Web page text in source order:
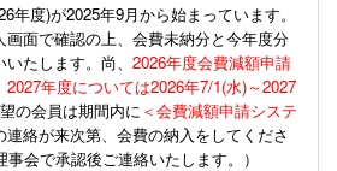
年度)が2025年9月から始まっています。
面で確認の上、会費未納分と今年度分
たします。尚、 2026年度会費減額申請
年度については2026年7/1(水)～2027
の会員は期間内に ＜会費減額申請システ
絡が来次第、会費の納入をしてくださ
会で承認後ご連絡いたします。）